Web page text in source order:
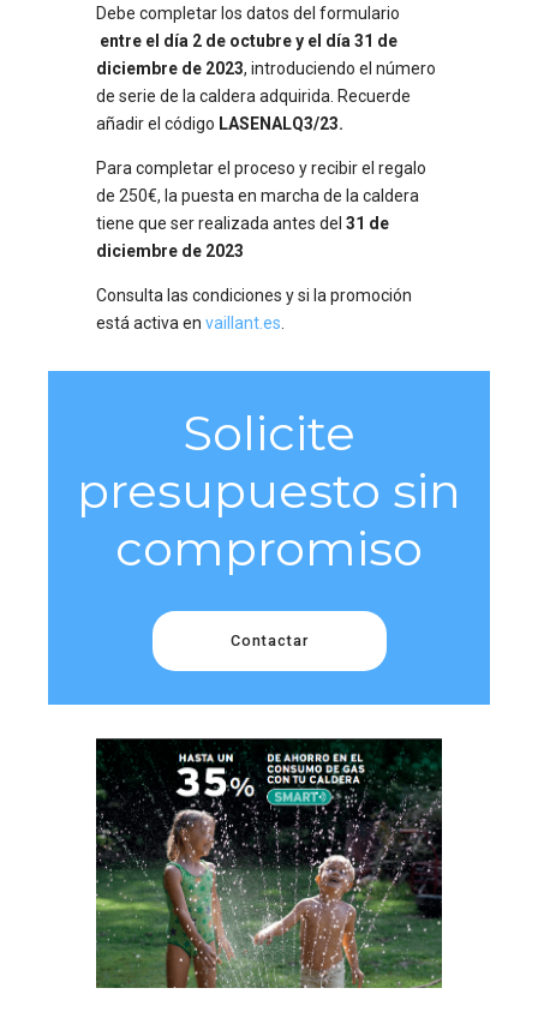
Debe completar los datos del formulario
entre el día 2 de octubre y el día 31 de
diciembre de 2023, introduciendo el número
de serie de la caldera adquirida. Recuerde
añadir el código LASENALQ3/23.
Para completar el proceso y recibir el regalo
de 250€, la puesta en marcha de la caldera
tiene que ser realizada antes del 31 de
diciembre de 2023
Consulta las condiciones y si la promoción
está activa en vaillant.es
Solicite
presupuesto sin
compromiso
Contactar